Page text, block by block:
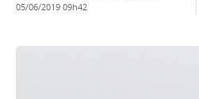
05/06/2019 09h42